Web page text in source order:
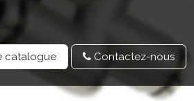
catalo​​gue Contactez-​​nou​​s